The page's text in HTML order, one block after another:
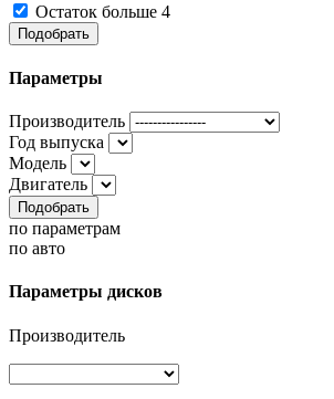
Остаток больше 4
Подобрать
Параметры
Производитель
Год выпуска
Модель
Двигатель
Подобрать
по параметрам
по авто
Параметры дисков
Производитель